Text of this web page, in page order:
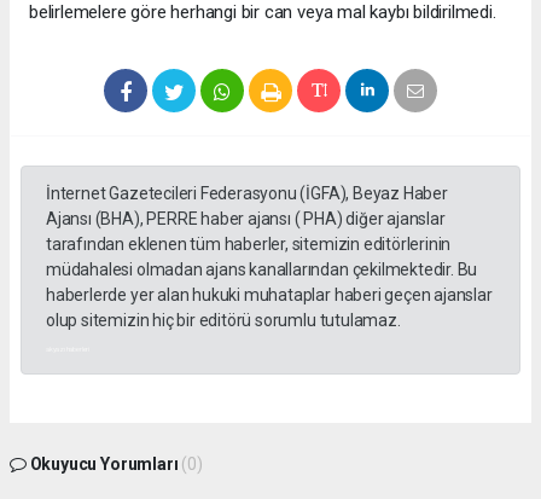
belirlemelere göre herhangi bir can veya mal kaybı bildirilmedi.
İnternet Gazetecileri Federasyonu (İGFA), Beyaz Haber
Ajansı (BHA), PERRE haber ajansı ( PHA) diğer ajanslar
tarafından eklenen tüm haberler, sitemizin editörlerinin
müdahalesi olmadan ajans kanallarından çekilmektedir. Bu
haberlerde yer alan hukuki muhataplar haberi geçen ajanslar
olup sitemizin hiç bir editörü sorumlu tutulamaz.
Okuyucu Yorumları (0)